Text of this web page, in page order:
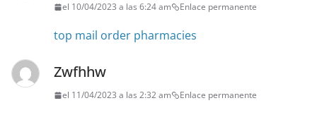
el 10/04/2023 a las 6:24 am Enlace permanente
top mail order pharmacies
Zwfhhw
el 11/04/2023 a las 2:32 am Enlace permanente